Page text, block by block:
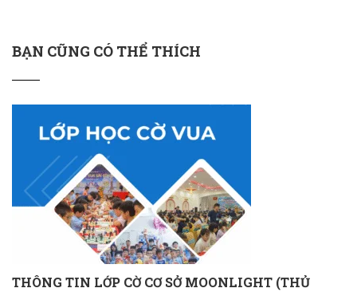
BẠN CŨNG CÓ THỂ THÍCH
THÔNG TIN LỚP CỜ CƠ SỞ MOONLIGHT (THỦ